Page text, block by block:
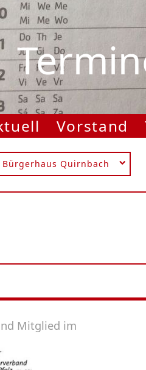
Vorstand
Bürgerhaus Quirnbach
Mitglied im